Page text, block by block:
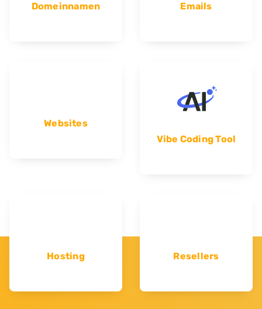
Domeinnamen Emails
Websites
Vibe Coding Tool
Hosting Resellers